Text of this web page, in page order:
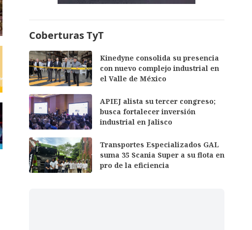
Coberturas TyT
Kinedyne consolida su presencia
con nuevo complejo industrial en
el Valle de México
APIEJ alista su tercer congreso;
busca fortalecer inversión
industrial en Jalisco
Transportes Especializados GAL
suma 35 Scania Super a su flota en
pro de la eficiencia